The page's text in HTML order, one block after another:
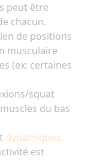
peut être
chacun.
de positions
musculaire
(ex: certaines
squat
du bas
dynamiques.
est